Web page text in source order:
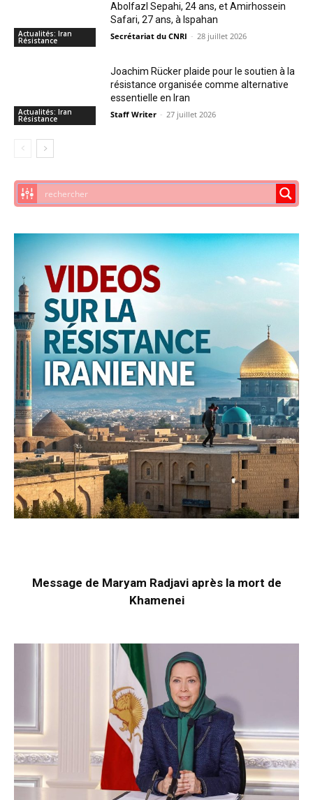
Actualités: Iran
Résistance
Abolfazl Sepahi, 24 ans, et Amirhossein
Safari, 27 ans, à Ispahan
Secrétariat du CNRI - 28 juillet 2026
Actualités: Iran
Résistance
Joachim Rücker plaide pour le soutien à la
résistance organisée comme alternative
essentielle en Iran
Staff Writer - 27 juillet 2026
Message de Maryam Radjavi après la mort de
Khamenei